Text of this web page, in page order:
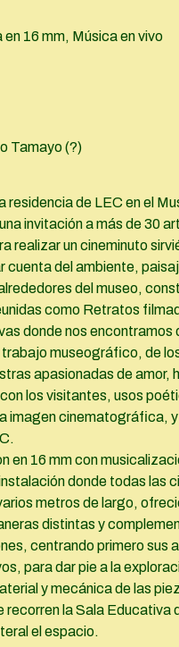
16 mm, Música en vivo
Tamayo (?)
residencia de LEC en el
invitación a más de 30
realizar un cineminuto
cuenta del ambiente,
del museo,
como Retratos
donde nos encontramos
museográfico, de
apasionadas de amor,
los visitantes, usos
imagen cinematográfica,
en 16 mm con
donde todas las
metros de largo,
distintas y
centrando primero sus
para dar pie a la
y mecánica de las
la Sala Educativa
el espacio.